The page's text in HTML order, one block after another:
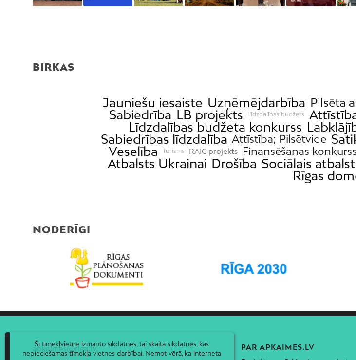
BIRKAS
Jauniešu iesaiste Uzņēmējdarbība Pilsēta
Sabiedrība LB projekts Līdzdalības budžets
Līdzdalības budžeta konkurss
Sabiedrības līdzdalība Attīstība; Pilsētvide
Veselība
Tūrisms RAIC projekts Finansēšanas konkurss
Atbalsts Ukrainai Drošība Sociālais
Rīgas
NODERĪGI
apkaimes@riga.lv PAR APKAIMES.LV
Šī tīmekļvietne izmanto sīkdatnes, tai skaitā sīkdatnes, kas
nepieciešamas tīmekļa vietnes darbībai. Ņemot vērā, ka interneta